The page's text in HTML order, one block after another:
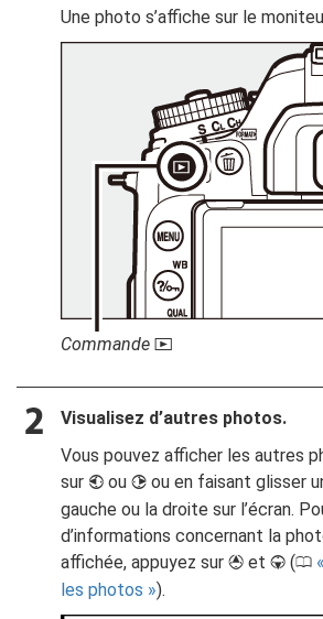
Une photo s’affiche sur le
Commande K
Visualisez d’autres photos.
Vous pouvez afficher les autres
sur 4 ou 2 ou en faisant glisser
gauche ou la droite sur l’écran.
d’informations concernant la
affichée, appuyez sur 1 et 3 (0
les photos
).